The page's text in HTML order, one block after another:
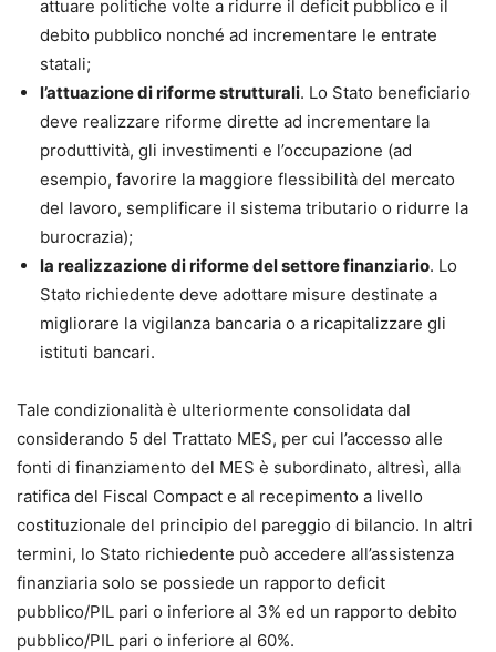
attuare politiche volte a ridurre il deficit pubblico e il
debito pubblico nonché ad incrementare le entrate
statali;
l’attuazione di riforme strutturali. Lo Stato beneficiario
deve realizzare riforme dirette ad incrementare la
produttività, gli investimenti e l’occupazione (ad
esempio, favorire la maggiore flessibilità del mercato
del lavoro, semplificare il sistema tributario o ridurre la
burocrazia);
la realizzazione di riforme del settore finanziario. Lo
Stato richiedente deve adottare misure destinate a
migliorare la vigilanza bancaria o a ricapitalizzare gli
istituti bancari.
Tale condizionalità è ulteriormente consolidata dal
considerando 5 del Trattato MES, per cui l’accesso alle
fonti di finanziamento del MES è subordinato, altresì, alla
ratifica del Fiscal Compact e al recepimento a livello
costituzionale del principio del pareggio di bilancio. In altri
termini, lo Stato richiedente può accedere all’assistenza
finanziaria solo se possiede un rapporto deficit
pubblico/PIL pari o inferiore al 3% ed un rapporto debito
pubblico/PIL pari o inferiore al 60%.